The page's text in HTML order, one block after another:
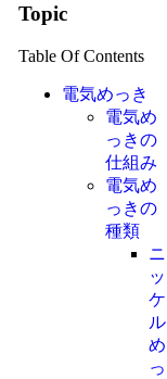
Topic
Table Of Contents
電気めっき
電気め
っきの
仕組み
電気め
っきの
種類
ニ
ッ
ケ
ル
め
っ